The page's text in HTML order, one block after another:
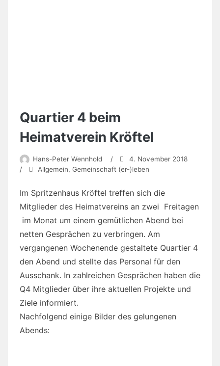
Quartier 4 beim
Heimatverein Kröftel
Hans-Peter Wennhold /
4. November 2018
/
Allgemein,Gemeinschaft (er-)leben
Im Spritzenhaus Kröftel treffen sich die
Mitglieder des Heimatvereins an zwei Freitagen
im Monat um einem gemütlichen Abend bei
netten Gesprächen zu verbringen. Am
vergangenen Wochenende gestaltete Quartier 4
den Abend und stellte das Personal für den
Ausschank. In zahlreichen Gesprächen haben die
Q4 Mitglieder über ihre aktuellen Projekte und
Ziele informiert.
Nachfolgend einige Bilder des gelungenen
Abends: